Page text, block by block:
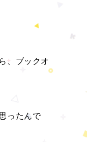
、ブックオ
ったんで